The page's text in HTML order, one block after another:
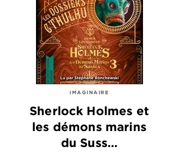
IMAGINAIRE
Sherlock Holmes et
les démons marins
du Suss…